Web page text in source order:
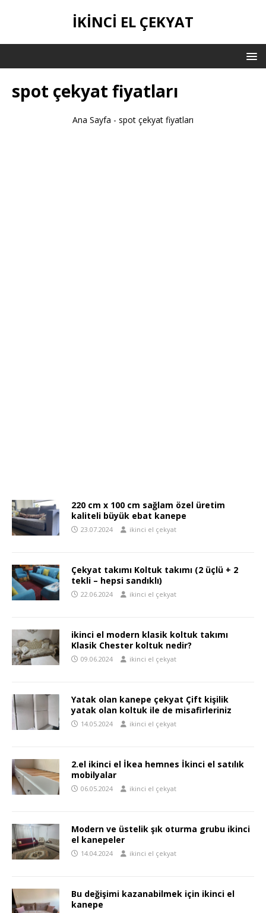
IKINCI EL ÇEKYAT
spot çekyat fiyatları
Ana Sayfa - spot çekyat fiyatları
220 cm x 100 cm sağlam özel üretim
kaliteli büyük ebat kanepe
23.07.2024 ikinci el çekyat
Çekyat takımı Koltuk takımı (2 üçlü + 2
tekli – hepsi sandıklı)
22.06.2024 ikinci el çekyat
ikinci el modern klasik koltuk takımı
Klasik Chester koltuk nedir?
09.06.2024 ikinci el çekyat
Yatak olan kanepe çekyat Çift kişilik
yatak olan koltuk ile de misafirleriniz
14.05.2024 ikinci el çekyat
2.el ikinci el İkea hemnes İkinci el satılık
mobilyalar
06.05.2024 ikinci el çekyat
Modern ve üstelik şık oturma grubu ikinci
el kanepeler
14.04.2024 ikinci el çekyat
Bu değişimi kazanabilmek için ikinci el
kanepe